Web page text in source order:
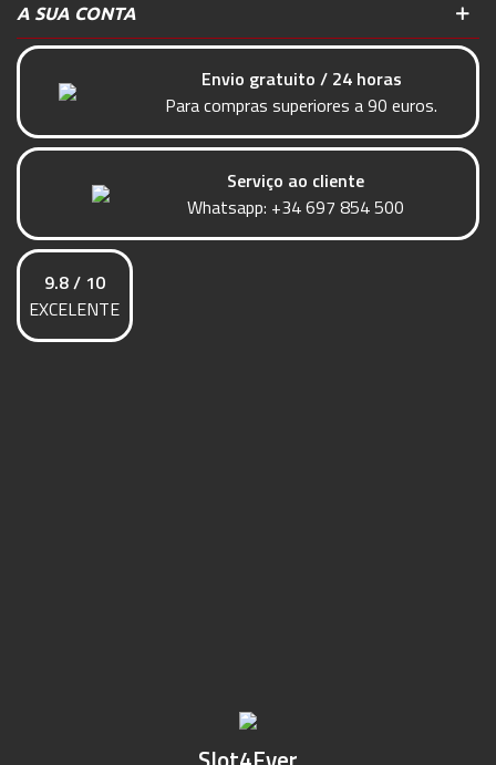
A SUA CONTA
Envio gratuito / 24 horas
Para compras superiores a 90 euros.
Serviço ao cliente
Whatsapp: +34 697 854 500
9.8 / 10
EXCELENTE